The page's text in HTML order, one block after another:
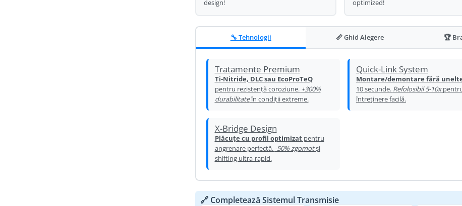
design!
optimized!
🔧 Tehnologii 📏 Ghid Alegere 🏆
Tratamente Premium
Ti-Nitride, DLC sau EcoProTeQ
pentru rezistență coroziune. +300%
durabilitateîn condiții extreme.
Quick-Link System
Montare/demontare fără
10 secunde. Refolosibil 5-10x
întreținere facilă.
X-Bridge Design
Plăcuțe cu profil optimizatpentru
angrenare perfectă. -50% zgomotși
shifting ultra-rapid.
🔗 Completează Sistemul Transmisie